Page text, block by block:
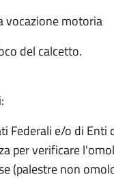
vocazione motoria
del calcetto.
Federali e/o di Enti
per verificare
(palestre non